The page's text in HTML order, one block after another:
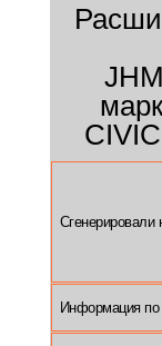
Сгенерировали
Информация